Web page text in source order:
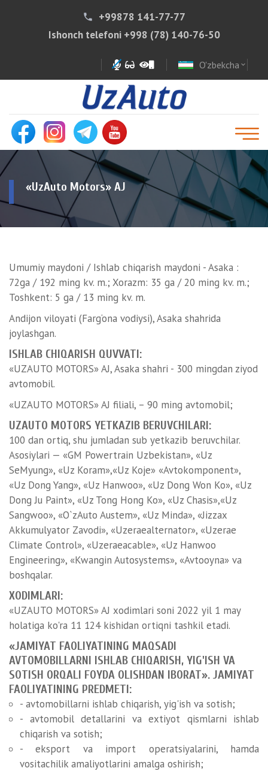
phone
+99878 141-77-77
Ishonch telefoni +998 (78) 140-76-50
O'zbekcha expand_more
«UzAuto Motors» AJ
Umumiy maydoni / Ishlab chiqarish maydoni - Asaka :
72ga / 192 ming kv. m.; Xorazm: 35 ga / 20 ming kv. m.;
Toshkent: 5 ga / 13 ming kv. m.
Andijon viloyati (Farg‘ona vodiysi), Asaka shahrida
joylashgan.
ISHLAB CHIQARISH QUVVATI:
«UZAUTO MOTORS» AJ, Asaka shahri - 300 mingdan ziyod
avtomobil.
«UZAUTO MOTORS» AJ filiali, – 90 ming avtomobil;
UZAUTO MOTORS YETKAZIB BERUVCHILARI:
100 dan ortiq, shu jumladan sub yetkazib beruvchilar.
Asosiylari — «GM Powertrain Uzbekistan», «Uz
SeMyung», «Uz Koram»,«Uz Koje» «Avtokomponent»,
«Uz Dong Yang», «Uz Hanwoo», «Uz Dong Won Ko», «Uz
Dong Ju Paint», «Uz Tong Hong Ko», «Uz Chasis»,«Uz
Sangwoo», «O`zAuto Austem», «Uz Minda», «Jizzax
Akkumulyator Zavodi», «Uzeraealternator», «Uzerae
Climate Control», «Uzeraeacable», «Uz Hanwoo
Engineering», «Kwangin Autosystems», «Avtooyna» va
boshqalar.
XODIMLARI:
«UZAUTO MOTORS» AJ xodimlari soni 2022 yil 1 may
holatiga ko'ra 11 124 kishidan ortiqni tashkil etadi.
«JAMIYAT FAOLIYATINING MAQSADI
AVTOMOBILLARNI ISHLAB CHIQARISH, YIG'ISH VA
SOTISH ORQALI FOYDA OLISHDAN IBORAT». JAMIYAT
FAOLIYATINING PREDMETI:
- avtomobillarni ishlab chiqarish, yig'ish va sotish;
- avtomobil detallarini va extiyot qismlarni ishlab
chiqarish va sotish;
- eksport va import operatsiyalarini, hamda
vositachilik amaliyotlarini amalga oshirish;